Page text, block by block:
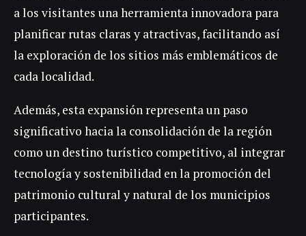
a los visitantes una herramienta innovadora para
planificar rutas claras y atractivas, facilitando así
la exploración de los sitios más emblemáticos de
cada localidad.
Además, esta expansión representa un paso
significativo hacia la consolidación de la región
como un destino turístico competitivo, al integrar
tecnología y sostenibilidad en la promoción del
patrimonio cultural y natural de los municipios
participantes.